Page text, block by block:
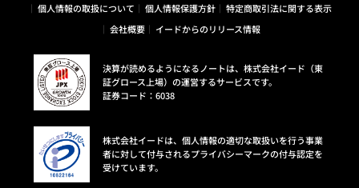
個人情報の取扱について
個人情報保護方針
特定商取引法に関する表示
会社概要
イードからのリリース情報
決算が読めるようになるノートは、株式会社イード（東
証グロース上場）の運営するサービスです。
証券コード：6038
株式会社イードは、個人情報の適切な取扱いを行う事業
者に対して付与されるプライバシーマークの付与認定を
受けています。